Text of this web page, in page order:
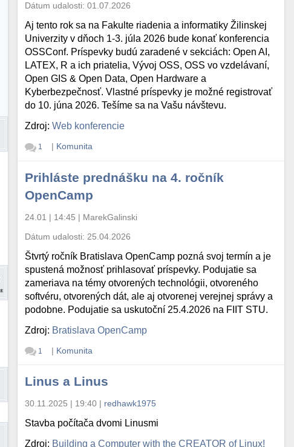
Dátum udalosti:01.07.2026
Aj tento rok sa na Fakulte riadenia a informatiky Žilinskej
Univerzity v dňoch 1-3. júla 2026 bude konať konferencia
OSSConf. Príspevky budú zaradené v sekciách: Open AI,
LATEX, R a ich priatelia, Vývoj OSS, OSS vo vzdelávaní,
Open GIS & Open Data, Open Hardware a
Kyberbezpečnosť. Vlastné príspevky je možné registrovať
do 10. júna 2026. Tešíme sa na Vašu návštevu.
Zdroj:Web konferencie
1 | Komunita
Prihláste prednášku na 4. ročník
OpenCamp
24.01 | 14:45 | MarekGalinski
Dátum udalosti: 25.04.2026
Štvrtý ročník Bratislava OpenCamp pozná svoj termín a je
spustená možnosť prihlasovať príspevky. Podujatie sa
zameriava na témy otvorených technológii, otvoreného
softvéru, otvorených dát, ale aj otvorenej verejnej správy a
podobne. Podujatie sa uskutoční 25.4.2026 na FIIT STU.
Zdroj: Bratislava OpenCamp
1 | Komunita
Linus a Linus
30.11.2025 | 19:40 | redhawk1975
Stavba počítača dvomi Linusmi
Zdroj: Building a Computer with the CREATOR of Linux!